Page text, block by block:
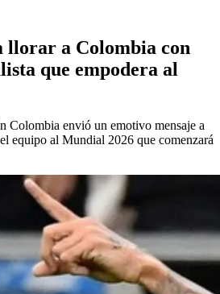
llorar a Colombia con
que empodera al
Colombia envió un emotivo mensaje a
equipo al Mundial 2026 que comenzará